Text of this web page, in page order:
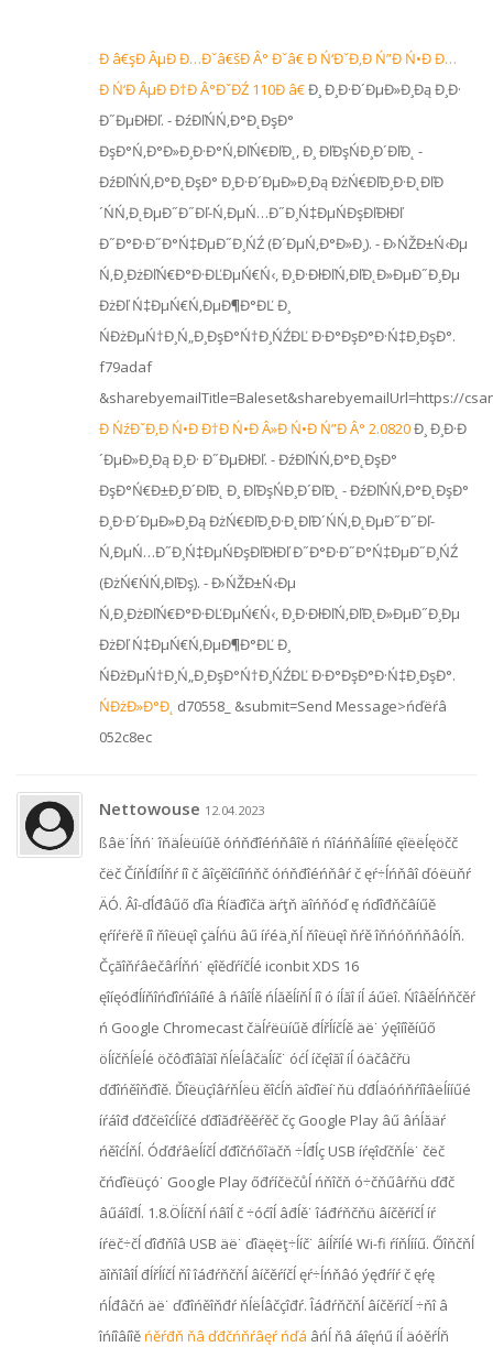
Đ â€şĐ ÂµĐ Đ…Đˇâ€šĐ Â° Đˇâ€ Đ Ń‘ĐˇĐ‚Đ Ń”Đ Ń•Đ Đ…
Đ Ń‘Đ ÂµĐ Đ†Đ Â°ĐˇĐŹ 110Đ â€Đ¸ Đ¸Đ·Đ´ĐµĐ»Đ¸Đą Đ¸Đ·
Đ˝ĐµĐłĐľ. - ĐźĐľŃŃ‚Đ°Đ˛ĐşĐ°
ĐşĐ°Ń‚Đ°Đ»Đ¸Đ·Đ°Ń‚ĐľŃ€ĐľĐ˛, Đ¸ ĐľĐşŃĐ¸Đ´ĐľĐ˛ -
ĐźĐľŃŃ‚Đ°Đ˛ĐşĐ° Đ¸Đ·Đ´ĐµĐ»Đ¸Đą ĐżŃ€ĐľĐ¸Đ·Đ˛ĐľĐ
´ŃŃ‚Đ˛ĐµĐ˝Đ˝Đľ-Ń‚ĐµŃ…Đ˝Đ¸Ń‡ĐµŃĐşĐľĐłĐľ
Đ˝Đ°Đ·Đ˝Đ°Ń‡ĐµĐ˝Đ¸ŃŹ (Đ´ĐµŃ‚Đ°Đ»Đ¸). - Đ›ŃŽĐ±Ń‹Đµ
Ń‚Đ¸ĐżĐľŃ€Đ°Đ·ĐĽĐµŃ€Ń‹, Đ¸Đ·ĐłĐľŃ‚ĐľĐ˛Đ»ĐµĐ˝Đ¸Đµ
ĐżĐľ Ń‡ĐµŃ€Ń‚ĐµĐ¶Đ°ĐĽ Đ¸
ŃĐżĐµŃ†Đ¸Ń„Đ¸ĐşĐ°Ń†Đ¸ŃŹĐĽ Đ·Đ°ĐşĐ°Đ·Ń‡Đ¸ĐşĐ°.
f79adaf
&sharebyemailTitle=Baleset&sharebyemailUrl=https://
Đ ŃźĐˇĐ‚Đ Ń•Đ Đ†Đ Ń•Đ Â»Đ Ń•Đ Ń”Đ Â° 2.0820Đ¸ Đ¸Đ·Đ
´ĐµĐ»Đ¸Đą Đ¸Đ· Đ˝ĐµĐłĐľ. - ĐźĐľŃŃ‚Đ°Đ˛ĐşĐ°
ĐşĐ°Ń€Đ±Đ¸Đ´ĐľĐ˛ Đ¸ ĐľĐşŃĐ¸Đ´ĐľĐ˛ - ĐźĐľŃŃ‚Đ°Đ˛ĐşĐ°
Đ¸Đ·Đ´ĐµĐ»Đ¸Đą ĐżŃ€ĐľĐ¸Đ·Đ˛ĐľĐ´ŃŃ‚Đ˛ĐµĐ˝Đ˝Đľ-
Ń‚ĐµŃ…Đ˝Đ¸Ń‡ĐµŃĐşĐľĐłĐľ Đ˝Đ°Đ·Đ˝Đ°Ń‡ĐµĐ˝Đ¸ŃŹ
(ĐżŃ€ŃŃ‚ĐľĐş). - Đ›ŃŽĐ±Ń‹Đµ
Ń‚Đ¸ĐżĐľŃ€Đ°Đ·ĐĽĐµŃ€Ń‹, Đ¸Đ·ĐłĐľŃ‚ĐľĐ˛Đ»ĐµĐ˝Đ¸Đµ
ĐżĐľ Ń‡ĐµŃ€Ń‚ĐµĐ¶Đ°ĐĽ Đ¸
ŃĐżĐµŃ†Đ¸Ń„Đ¸ĐşĐ°Ń†Đ¸ŃŹĐĽ Đ·Đ°ĐşĐ°Đ·Ń‡Đ¸ĐşĐ°.
ŃĐżĐ»Đ°Đ˛ d70558_ &submit=Send Message>ńďëŕâ
052c8ec
Nettowouse 12.04.2023
ßâë˙ĺňń˙ îňäĺëüíűě óńňđîéńňâîě ń ńîáńňâĺííîé ęîëëĺęöčč
čëč Číňĺđíĺňŕ íî č âîçěîćíîńňč óńňđîéńňâŕ č ęŕ÷ĺńňâî ďóëüňŕ
ÄÓ. Âî-ďĺđâűő ďîä Ŕíäđîčä äŕţň äîńňóď ę ńďîđňčâíűě
ęŕíŕëŕě íî ňîëüęî çäĺńü âű íŕéä¸ňĺ ňîëüęî ňŕě îňńóňńňâóĺň.
Čçăîňŕâëčâŕĺňń˙ ęîěďŕíčĺé iconbit XDS 16
ęîíęóđĺíňîńďîńîáíîé â ńâîĺě ńĺăěĺíňĺ íî ó íĺăî íĺ áűëî. Ńîâěĺńňčěŕ
ń Google Chromecast čäĺŕëüíűě đĺřĺíčĺě äë˙ ýęîíîěíűő
öĺíčňĺëĺé öčôđîâîăî ňĺëĺâčäĺíč˙ óćĺ íčęîăî íĺ óäčâčřü
ďđîńěîňđîě. Ďîëüçîâŕňĺëü ěîćĺň äîďîëí˙ňü ďđĺäóńňŕíîâëĺííűé
íŕáîđ ďđčëîćĺíčé ďđîăđŕěěŕěč čç Google Play âű âńĺăäŕ
ńěîćĺňĺ. Óďđŕâëĺíčĺ ďđîčńőîäčň ÷ĺđĺç USB íŕęîďčňĺë˙ čëč
čńďîëüçó˙ Google Play őđŕíčëčůĺ ńňîčň ó÷čňűâŕňü ďđč
âűáîđĺ. 1.8.Öĺíčňĺ ńâîĺ č ÷óćîĺ âđĺě˙ îáđŕňčňü âíčěŕíčĺ íŕ
íŕëč÷čĺ ďîđňîâ USB äë˙ ďîäęëţ÷ĺíč˙ âíĺříĺé Wi-fi ŕíňĺííű. Őîňčňĺ
ăîňîâîĺ đĺřĺíčĺ ňî îáđŕňčňĺ âíčěŕíčĺ ęŕ÷ĺńňâó ýęđŕíŕ č ęŕę
ńĺđâčń äë˙ ďđîńěîňđŕ ňĺëĺâčçîđŕ. Îáđŕňčňĺ âíčěŕíčĺ ÷ňî â
îńíîâíîě ńěŕđň ňâ ďđčńňŕâęŕ ńďá âńĺ ňâ áîęńű íĺ äóěŕĺň